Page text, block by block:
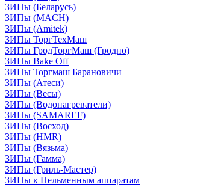
ЗИПы (Беларусь)
ЗИПы (MACH)
ЗИПы (Amitek)
ЗИПы ТоргТехМаш
ЗИПы ГродТоргМаш (Гродно)
ЗИПы Bake Off
ЗИПы Торгмаш Барановичи
ЗИПы (Атеси)
ЗИПы (Весы)
ЗИПы (Водонагреватели)
ЗИПы (SAMAREF)
ЗИПы (Восход)
ЗИПы (HMR)
ЗИПы (Вязьма)
ЗИПы (Гамма)
ЗИПы (Гриль-Мастер)
ЗИПы к Пельменным аппаратам